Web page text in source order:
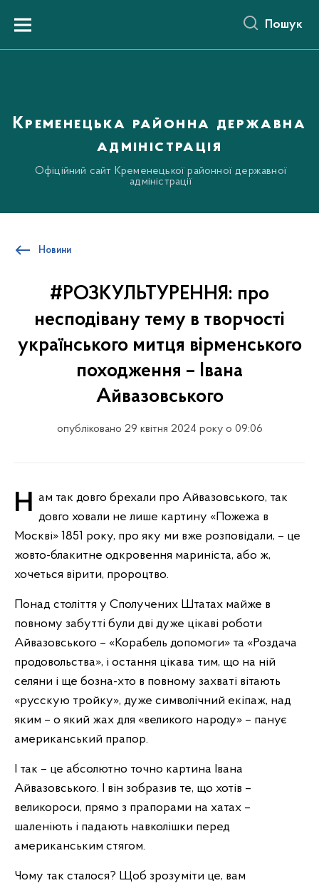
вмістуMenu Пошук
Кременецька районна державна
адміністрація
Офіційний сайт Кременецької районної державної
адміністрації
Новини
#РОЗКУЛЬТУРЕННЯ: про
несподівану тему в творчості
українського митця вірменського
походження – Івана
Айвазовського
опубліковано 29 квітня 2024 року о 09:06
Нам так довго брехали про Айвазовського, так довго ховали не лише картину «Пожежа в
Москві» 1851 року, про яку ми вже розповідали, – це
жовто-блакитне одкровення мариніста, або ж,
хочеться вірити, пророцтво.
Понад століття у Сполучених Штатах майже в
повному забутті були дві дуже цікаві роботи
Айвазовського – «Корабель допомоги» та «Роздача
продовольства», і остання цікава тим, що на ній
селяни і ще бозна-хто в повному захваті вітають
«русскую тройку», дуже символічний екіпаж, над
яким – о який жах для «великого народу» – панує
американський прапор.
І так – це абсолютно точно картина Івана
Айвазовського. І він зобразив те, що хотів –
великороси, прямо з прапорами на хатах –
шаленіють і падають навколішки перед
американським стягом.
Чому так сталося? Щоб зрозуміти це, вам